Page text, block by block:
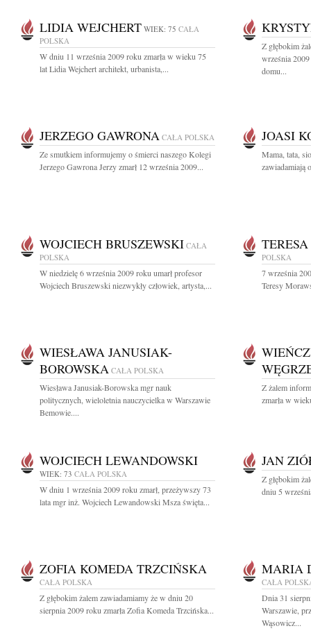
LIDIA WEJCHERT WIEK: 75 CAŁA
POLSKA
W dniu 11 września 2009 roku zmarła w wieku 75
lat Lidia Wejchert architekt, urbanista,...
Z głębokim
września
domu...
JERZEGO GAWRONA CAŁA POLSKA
Ze smutkiem informujemy o śmierci naszego Kolegi
Jerzego Gawrona Jerzy zmarł 12 września 2009...
JOASI
Mama, tata,
zawiadamiają
WOJCIECH BRUSZEWSKI CAŁA
POLSKA
W niedzielę 6 września 2009 roku umarł profesor
Wojciech Bruszewski niezwykły człowiek, artysta,...
POLSKA
7 września
Teresy
WIESŁAWA JANUSIAK-
BOROWSKA CAŁA POLSKA
Wiesława Janusiak-Borowska mgr nauk
politycznych, wieloletnia nauczycielka w Warszawie
Bemowie....
Z żalem
zmarła w
WOJCIECH LEWANDOWSKI
WIEK: 73 CAŁA POLSKA
W dniu 1 września 2009 roku zmarł, przeżywszy 73
lata mgr inż. Wojciech Lewandowski Msza święta...
JAN
Z głębokim
dniu 5
ZOFIA KOMEDA TRZCIŃSKA
CAŁA POLSKA
Z głębokim żalem zawiadamiamy że w dniu 20
sierpnia 2009 roku zmarła Zofia Komeda Trzcińska...
MARIA
CAŁA
Dnia 31
Warszawie,
Wąsowicz...